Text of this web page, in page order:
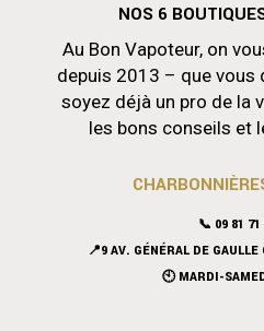
NOS 6
Au Bon Vapoteur, on
depuis 2013 – que vous
soyez déjà un pro de la
les bons conseils et
📞 09 81 71
📍9 AV. GÉNÉRAL DE
🕙 MARDI-